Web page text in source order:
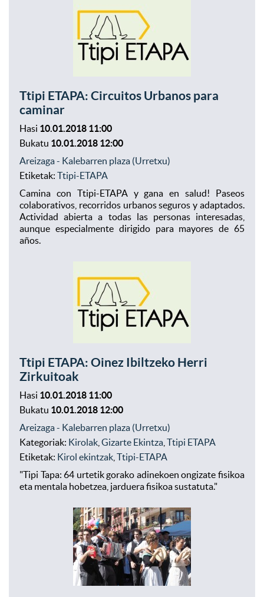
Ttipi ETAPA: Circuitos Urbanos para
caminar
Hasi 10.01.2018 11:00
Bukatu 10.01.2018 12:00
Areizaga - Kalebarren plaza (Urretxu)
Etiketak: Ttipi-ETAPA
Camina con Ttipi-ETAPA y gana en salud! Paseos
colaborativos, recorridos urbanos seguros y adaptados.
Actividad abierta a todas las personas interesadas,
aunque especialmente dirigido para mayores de 65
años.
Ttipi ETAPA: Oinez Ibiltzeko Herri
Zirkuitoak
Hasi 10.01.2018 11:00
Bukatu 10.01.2018 12:00
Areizaga - Kalebarren plaza (Urretxu)
Kategoriak: Kirolak Gizarte Ekintza Ttipi ETAPA
Etiketak: Kirol ekintzak Ttipi-ETAPA
"Tipi Tapa: 64 urtetik gorako adinekoen ongizate fisikoa
eta mentala hobetzea, jarduera fisikoa sustatuta."